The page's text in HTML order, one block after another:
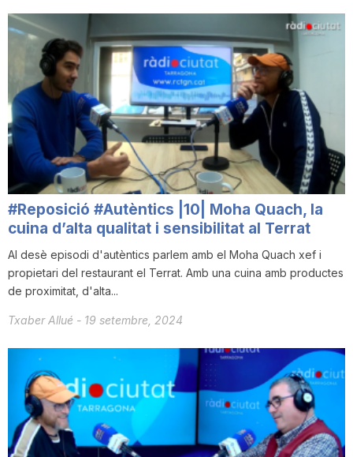
t
d
e
a
a
g
#Reposició #Autèntics |10| Moha Quach, la
cuina d’alta qualitat i sensibilitat al Terrat
Al desè episodi d'autèntics parlem amb el Moha Quach xef i
propietari del restaurant el Terrat. Amb una cuina amb productes
de proximitat, d'alta...
Txaber Allué - 19 setembre, 2024